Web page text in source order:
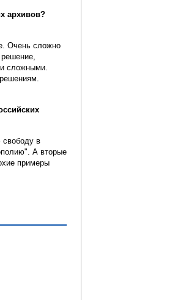
архивов?
Очень сложно
и сложными.
в
А вторые
примеры